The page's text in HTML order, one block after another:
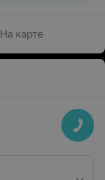
На карте